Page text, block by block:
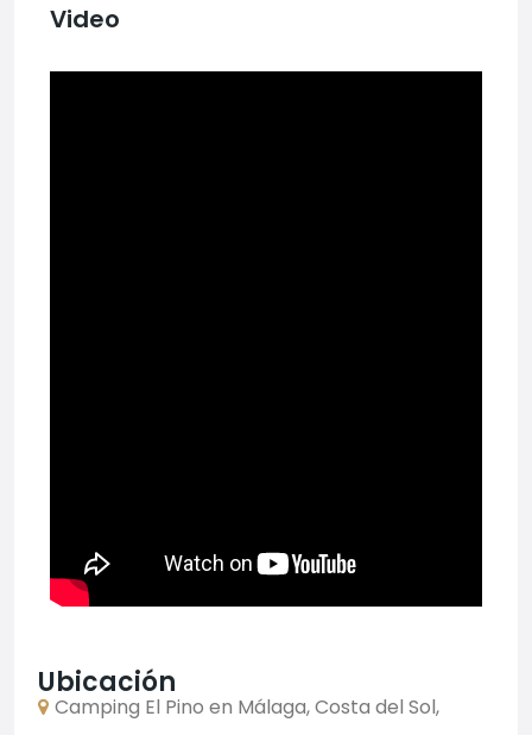
Video
Ubicación
Camping El Pino en Málaga, Costa del Sol,